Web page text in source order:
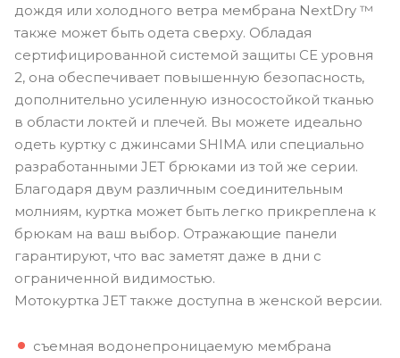
дождя или холодного ветра мембрана NextDry ™
также может быть одета сверху. Обладая
сертифицированной системой защиты CE уровня
2, она обеспечивает повышенную безопасность,
дополнительно усиленную износостойкой тканью
в области локтей и плечей. Вы можете идеально
одеть куртку с джинсами SHIMA или специально
разработанными JET брюками из той же серии.
Благодаря двум различным соединительным
молниям, куртка может быть легко прикреплена к
брюкам на ваш выбор. Отражающие панели
гарантируют, что вас заметят даже в дни с
ограниченной видимостью.
Мотокуртка JET также доступна в женской версии.
съемная водонепроницаемую мембрана